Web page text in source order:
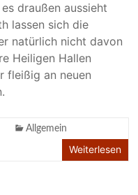
draußen aussieht
lassen sich die
natürlich nicht davon
Heiligen Hallen
fleißig an neuen
Allgemein
Weiterlesen